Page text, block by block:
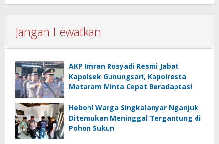
Jangan Lewatkan
AKP Imran Rosyadi Resmi Jabat
Kapolsek Gunungsari, Kapolresta
Mataram Minta Cepat Beradaptasi
Heboh! Warga Singkalanyar Nganjuk
Ditemukan Meninggal Tergantung di
Pohon Sukun